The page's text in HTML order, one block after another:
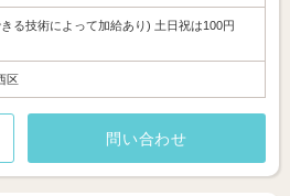
る技術によって加給あり) 土日祝は100円
区
問い合わせ